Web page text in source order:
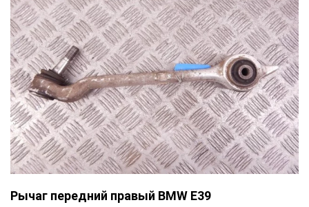
Рычаг передний правый BMW E39